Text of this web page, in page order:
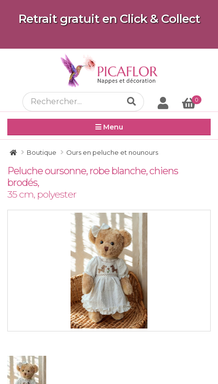
Retrait gratuit en Click & Collect
0
Menu
Boutique Ours en peluche et nounours
Peluche oursonne, robe blanche, chiens
brodés,
35 cm, polyester